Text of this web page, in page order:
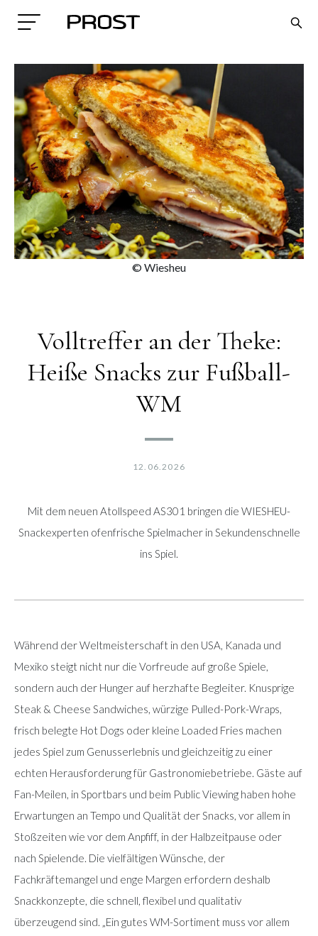
Search
© Wiesheu
Volltreffer an der Theke:
Heiße Snacks zur Fußball-
WM
12.06.2026
Mit dem neuen Atollspeed AS301 bringen die WIESHEU-
Snackexperten ofenfrische Spielmacher in Sekundenschnelle
ins Spiel.
Während der Weltmeisterschaft in den USA, Kanada und
Mexiko steigt nicht nur die Vorfreude auf große Spiele,
sondern auch der Hunger auf herzhafte Begleiter. Knusprige
Steak & Cheese Sandwiches, würzige Pulled-Pork-Wraps,
frisch belegte Hot Dogs oder kleine Loaded Fries machen
jedes Spiel zum Genusserlebnis und gleichzeitig zu einer
echten Herausforderung für Gastronomiebetriebe. Gäste auf
Fan-Meilen, in Sportbars und beim Public Viewing haben hohe
Erwartungen an Tempo und Qualität der Snacks, vor allem in
Stoßzeiten wie vor dem Anpfiff, in der Halbzeitpause oder
nach Spielende. Die vielfältigen Wünsche, der
Fachkräftemangel und enge Margen erfordern deshalb
Snackkonzepte, die schnell, flexibel und qualitativ
überzeugend sind. „Ein gutes WM-Sortiment muss vor allem